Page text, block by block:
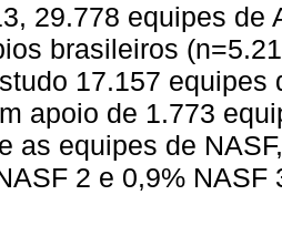
29.778 equipes de
brasileiros
17.157 equipes
apoio de 1.773
as equipes de
2 e 0,9% NASF